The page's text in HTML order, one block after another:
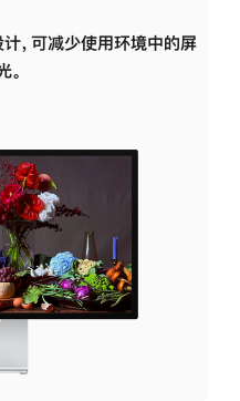
，可减少使用环境中的屏
。